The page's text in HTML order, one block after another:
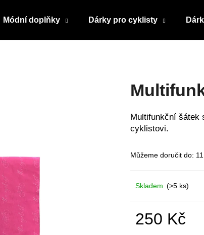
Módní doplňky Dárky pro cyklisty
Multifunkční šátek
cyklistovi.
Můžeme doručit do:
Skladem (>5 ks)
250 Kč
HLEDAT
TRIČKO PRO CYKLISTKY Z
ORGANICKÉ BAVLNY - EKG